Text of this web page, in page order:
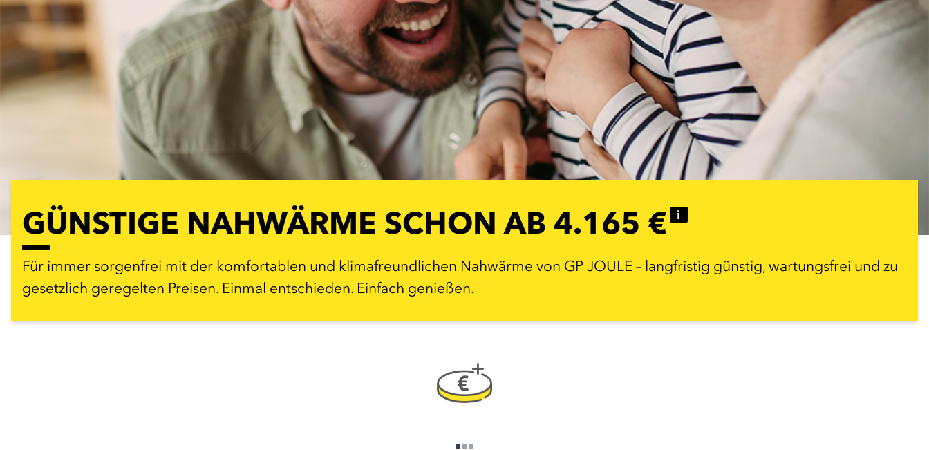
GÜNSTIGE NAHWÄRME SCHON AB 4.165 € i
Für immer sorgenfrei mit der komfortablen und klimafreundlichen Nahwärme von GP JOULE – langfristig günstig, wartungsfrei und zu
gesetzlich geregelten Preisen. Einmal entschieden. Einfach genießen.